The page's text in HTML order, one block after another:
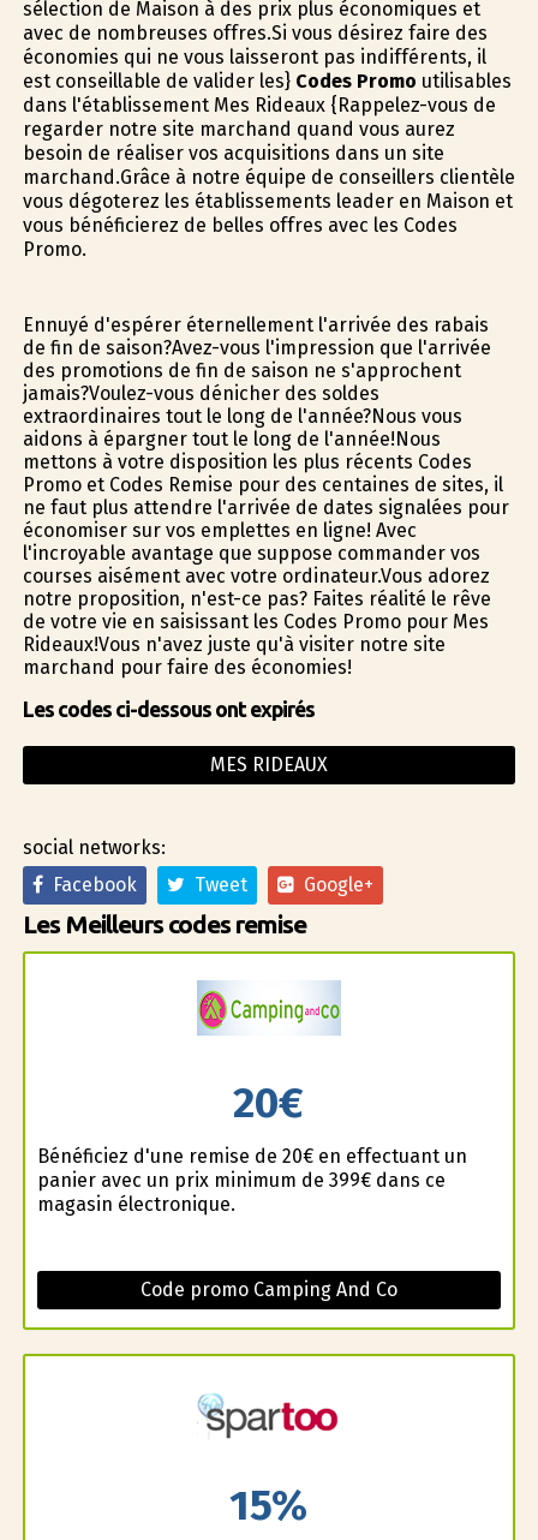
sélection de Maison à des prix plus économiques et
avec de nombreuses offres.Si vous désirez faire des
économies qui ne vous laisseront pas indifférents, il
est conseillable de valider les} Codes Promo utilisables
dans l'établissement Mes Rideaux {Rappelez-vous de
regarder notre site marchand quand vous aurez
besoin de réaliser vos acquisitions dans un site
marchand.Grâce à notre équipe de conseillers clientèle
vous dégoterez les établissements leader en Maison et
vous bénéficierez de belles offres avec les Codes
Promo.
Ennuyé d'espérer éternellement l'arrivée des rabais
de fin de saison?Avez-vous l'impression que l'arrivée
des promotions de fin de saison ne s'approchent
jamais?Voulez-vous dénicher des soldes
extraordinaires tout le long de l'année?Nous vous
aidons à épargner tout le long de l'année!Nous
mettons à votre disposition les plus récents Codes
Promo et Codes Remise pour des centaines de sites, il
ne faut plus attendre l'arrivée de dates signalées pour
économiser sur vos emplettes en ligne! Avec
l'incroyable avantage que suppose commander vos
courses aisément avec votre ordinateur.Vous adorez
notre proposition, n'est-ce pas? Faites réalité le rêve
de votre vie en saisissant les Codes Promo pour Mes
Rideaux!Vous n'avez juste qu'à visiter notre site
marchand pour faire des économies!
Les codes ci-dessous ont expirés
MES RIDEAUX
social networks:
Facebook
Tweet Google+
Les Meilleurs codes remise
20€
Bénéficiez d'une remise de 20€ en effectuant un
panier avec un prix minimum de 399€ dans ce
magasin électronique.
Code promo Camping And Co
15%